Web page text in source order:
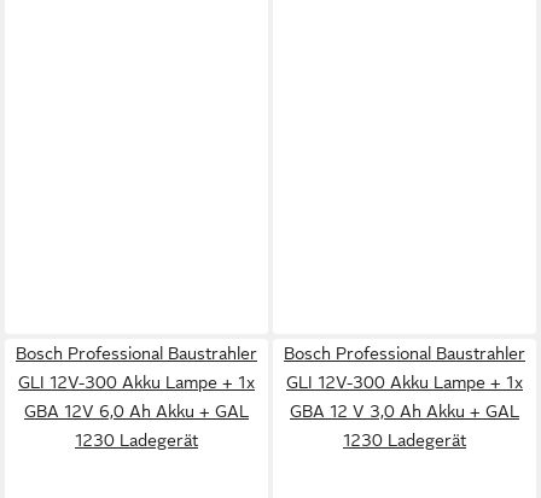
Bosch Professional Baustrahler
GLI 12V-300 Akku Lampe + 1x
GBA 12V 6,0 Ah Akku + GAL
1230 Ladegerät
Bosch Professional Baustrahler
GLI 12V-300 Akku Lampe + 1x
GBA 12 V 3,0 Ah Akku + GAL
1230 Ladegerät